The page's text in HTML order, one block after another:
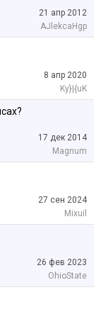
21 апр 2012
AJlekcaHgp
8 апр 2020
Ky}|{uK
17 дек 2014
Magnum
27 сен 2024
Mixuil
26 фев 2023
OhioState